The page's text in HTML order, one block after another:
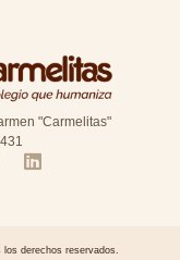
"Carmelitas"
derechos reservados.